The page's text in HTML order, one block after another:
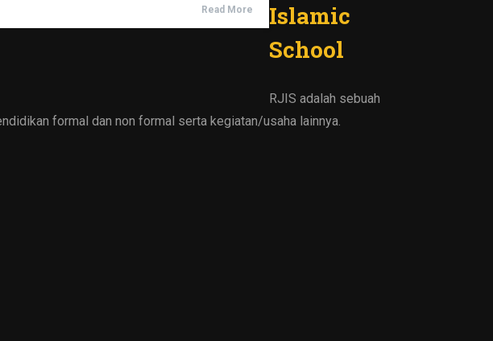
Read More
Islamic
School
RJIS adalah sebuah
formal dan non formal serta kegiatan/usaha lainnya.